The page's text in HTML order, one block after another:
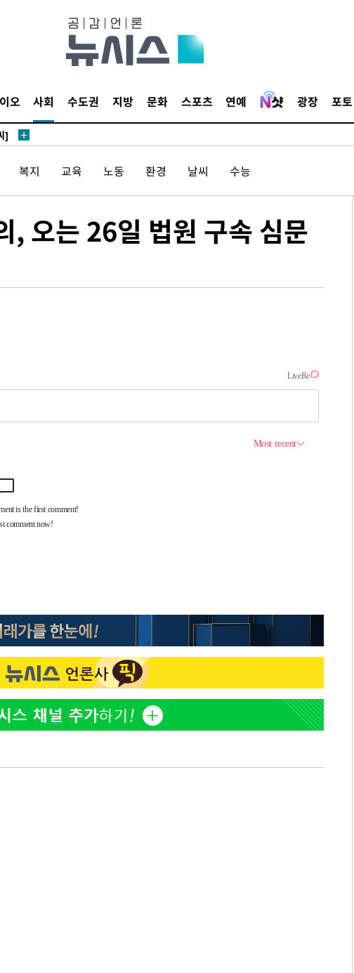
오 사회 수도권 지방 문화 스포츠 연예 광장 포토
복지 교육 노동 환경 날씨 수능
, 오는 26일 법원 구속 심문
"창 3개 띄워도 답답함 없
네"…'폴드8 울트라', 일주일
써보니
2
학 뒤집는 것"
3
'폭염 휴식기' 프로야구 10개 구단, 훈련·휴
식 병행…"야외 훈련 해도 안전 최우선"
4